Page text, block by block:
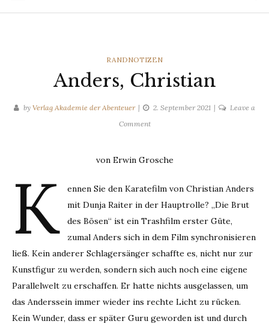
CATEGORIES
RANDNOTIZEN
Anders, Christian
by Verlag Akademie der Abenteuer 2. September 2021
Leave a
Commenton
von Erwin Grosche
K
ennen Sie den Karatefilm von Christian Anders
mit Dunja Raiter in der Hauptrolle? „Die Brut
des Bösen“ ist ein Trashfilm erster Güte,
zumal Anders sich in dem Film synchronisieren
ließ. Kein anderer Schlagersänger schaffte es, nicht nur zur
Kunstfigur zu werden, sondern sich auch noch eine eigene
Parallelwelt zu erschaffen. Er hatte nichts ausgelassen, um
das Anderssein immer wieder ins rechte Licht zu rücken.
Kein Wunder, dass er später Guru geworden ist und durch